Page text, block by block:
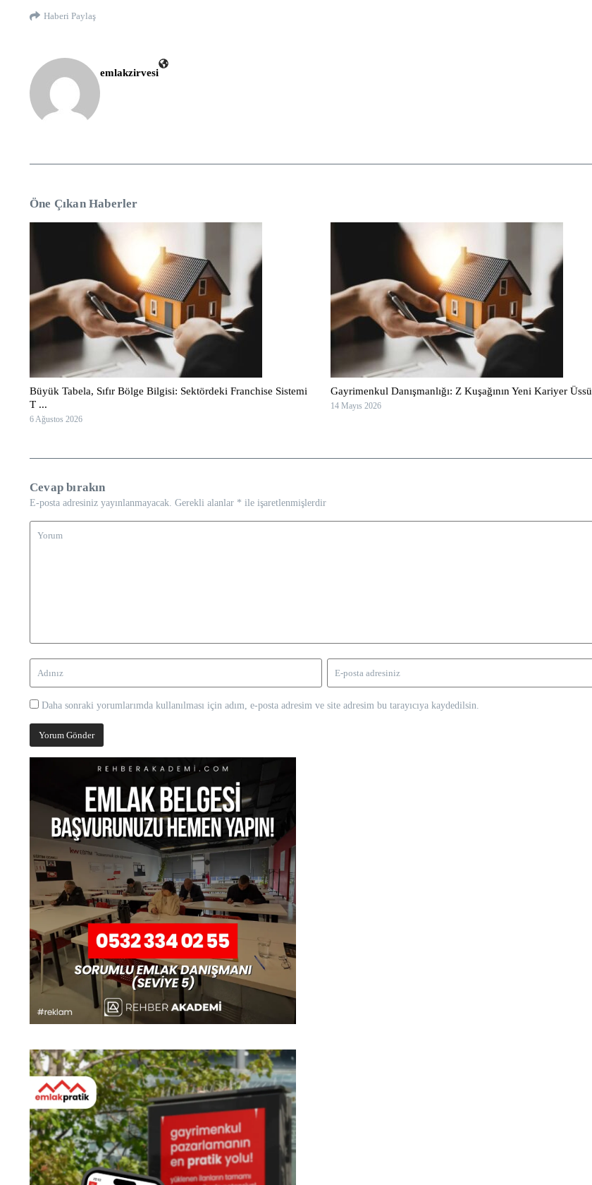
Haberi Paylaş
emlakzirvesi
Öne Çıkan Haberler
Büyük Tabela, Sıfır Bölge Bilgisi: Sektördeki Franchise Sistemi
T ...
6 Ağustos 2026
Gayrimenkul Danışmanlığı: Z Kuşağının Yeni Kariyer Üssü
14 Mayıs 2026
Cevap bırakın
E-posta adresiniz yayınlanmayacak. Gerekli alanlar * ile işaretlenmişlerdir
Daha sonraki yorumlarımda kullanılması için adım, e-posta adresim ve site adresim bu tarayıcıya kaydedilsin.